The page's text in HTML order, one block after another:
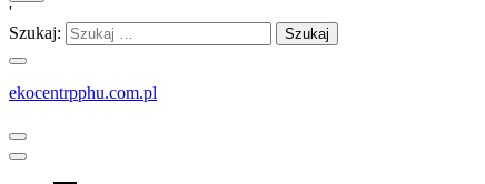
'
Szukaj:
ekocentrpphu.com.pl